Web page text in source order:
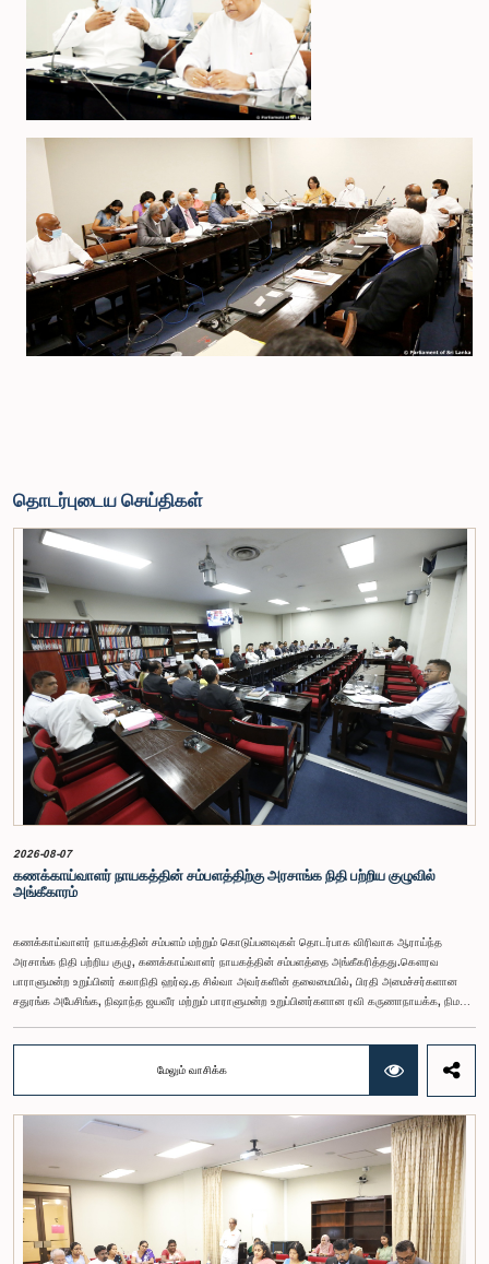
தொடர்புடைய செய்திகள்
2026-08-07
கணக்காய்வாளர் நாயகத்தின் சம்பளத்திற்கு அரசாங்க நிதி பற்றிய குழுவில்
அங்கீகாரம்
கணக்காய்வாளர் நாயகத்தின் சம்பளம் மற்றும் கொடுப்பனவுகள் தொடர்பாக விரிவாக ஆராய்ந்த
அரசாங்க நிதி பற்றிய குழு, கணக்காய்வாளர் நாயகத்தின் சம்பளத்தை அங்கீகரித்தது.கௌரவ
பாராளுமன்ற உறுப்பினர் கலாநிதி ஹர்ஷ.த சில்வா அவர்களின் தலைமையில், பிரதி அமைச்சர்களான
சதுரங்க அபேசிங்க, நிஷாந்த ஜயவீர மற்றும் பாராளுமன்ற உறுப்பினர்களான ரவி கருணாநாயக்க, நிமல்
நிதி பற்றிய குழுக் கூட்டத்திலேயே இந்த அங்கீகாரம் வழங்கப்பட்டது.இலங்கை ஜனநாயக சோசலிசக்
குடியரசின் அரசியலமைப்பின் 153(2) ஆம் உறுப்புரையின் பிரகாரம், கணக்காய்வாளர் நாயகத்தின்
சம்பளம் தொடர்பான பிரேரணை குழுவின் கவனத்திற்கு கொண்டு வரப்பட்டது.இதன்போது,
கணக்காய்வாளர் நாயகத்தின் பொறுப்புகள், அரச நிதி மேற்பார்வை மற்றும் கணக்காய்வுத் துறையின்
சுயாதீனத் தன்மை உள்ளிட்ட விடயங்களை கருத்தில் கொண்டு, சம்பள மட்டம் தொடர்பாக குழுத்
தலைவர் உள்ளிட்ட உறுப்பினர்கள் தமது கருத்துகளையும் பரிந்துரைகளையும் முன்வைத்தனர்.மேலும்,
அரசியலமைப்பின் 170 ஆம் உறுப்புரையின் பிரகாரம், கணக்காய்வாளர் நாயகம் ஒரு அரசாங்க ஊழியர்
அல்ல என்பதையும், நடைமுறையில் உள்ள அரசாங்க சம்பள அளவுகோலுக்கு வெளியே இப்பதவிக்கான
சம்பளத்தை விசேடமாக பரிசீலிக்க முடியும் என்பதையும் குழு சுட்டிக்காட்டியது.முன்மொழியப்பட்ட சம்பளத்
தொகை, முன்னர் பதவி வகித்த கணக்காய்வாளர் நாயகங்களின் சம்பளங்களையும் கருத்தில் கொண்டு
நிர்ணயிக்கப்பட்டதாக அதிகாரிகள் தெரிவித்தனர். இதற்கு முன்னர், சம்பளங்கள் மற்றும் பணியாளர்
மேலும் வாசிக்க